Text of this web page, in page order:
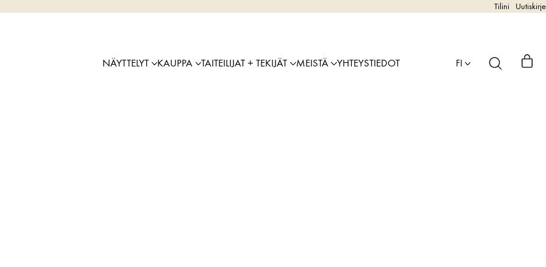
Tilini Uutiskirje
NÄYTTELYT KAUPPA TAITEILIJAT + TEKIJÄT MEISTÄ YHTEYSTIEDOT FI